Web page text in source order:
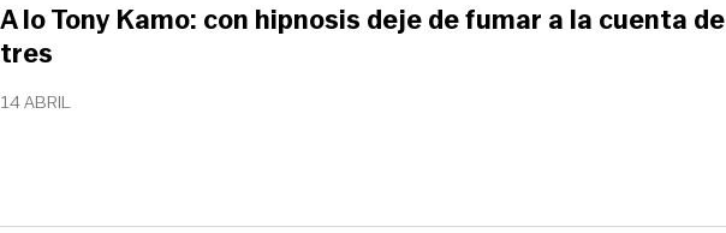
14 ABRIL
A lo Tony Kamo: con hipnosis deje de fumar a la cuenta de
tres